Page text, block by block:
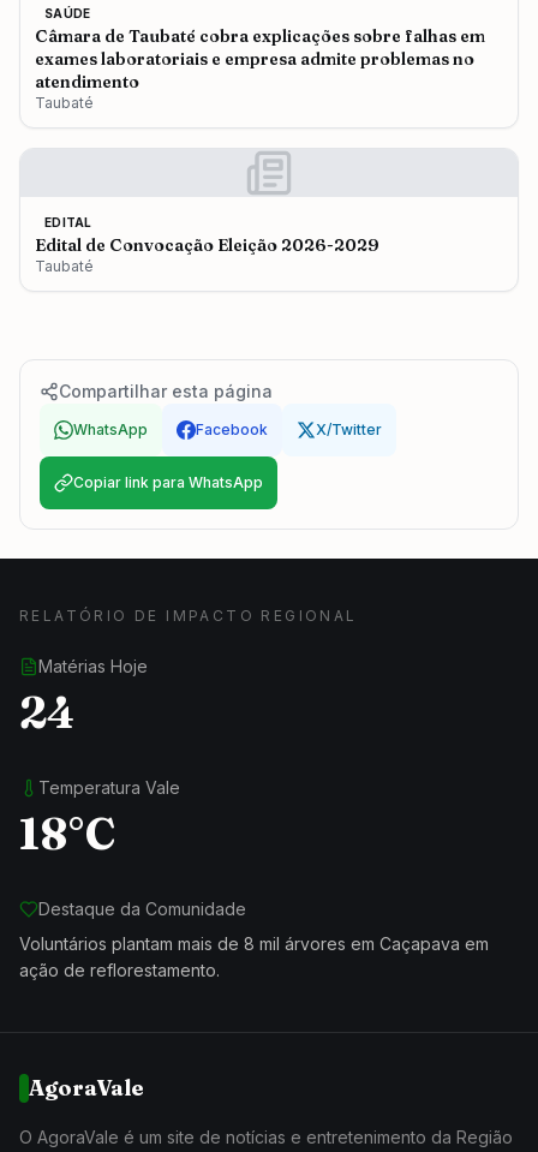
SAÚDE
Câmara de Taubaté cobra explicações sobre falhas em
exames laboratoriais e empresa admite problemas no
atendimento
Taubaté
EDITAL
Edital de Convocação Eleição 2026-2029
Taubaté
Compartilhar esta página
WhatsApp Facebook X/Twitter
Copiar link para WhatsApp
RELATÓRIO DE IMPACTO REGIONAL
Matérias Hoje
24
Temperatura Vale
18°C
Destaque da Comunidade
Voluntários plantam mais de 8 mil árvores em Caçapava em
ação de reflorestamento.
AgoraVale
O AgoraVale é um site de notícias e entretenimento da Região